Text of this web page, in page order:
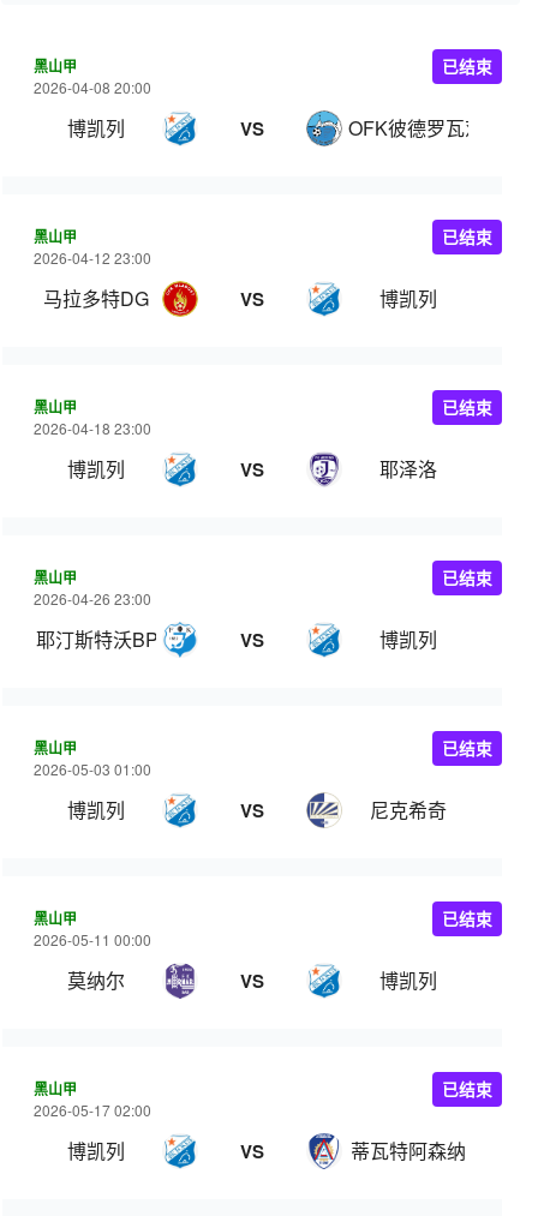
黑山甲
2026-04-08 20:00
博凯列 VS OFK彼德罗瓦茨
已结束
黑山甲
2026-04-12 23:00
马拉多特DG VS 博凯列
已结束
黑山甲
2026-04-18 23:00
博凯列 VS 耶泽洛
已结束
黑山甲
2026-04-26 23:00
耶汀斯特沃BP VS 博凯列
已结束
黑山甲
2026-05-03 01:00
博凯列 VS 尼克希奇
已结束
黑山甲
2026-05-11 00:00
莫纳尔 VS 博凯列
已结束
黑山甲
2026-05-17 02:00
博凯列 VS 蒂瓦特阿森纳
已结束